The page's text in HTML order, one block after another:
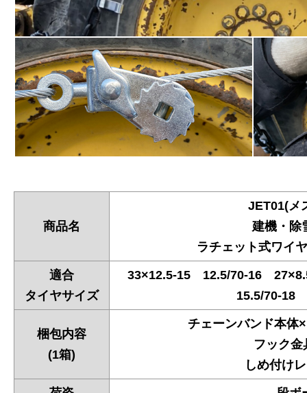
商品名
JET01(メ
建機・除
ラチェット式ワイ
適合
タイヤサイズ
33×12.5-15 12.5/70-16
15.5/70-18
梱包内容
(1箱)
チェーンバンド本体
フック
しめ付け